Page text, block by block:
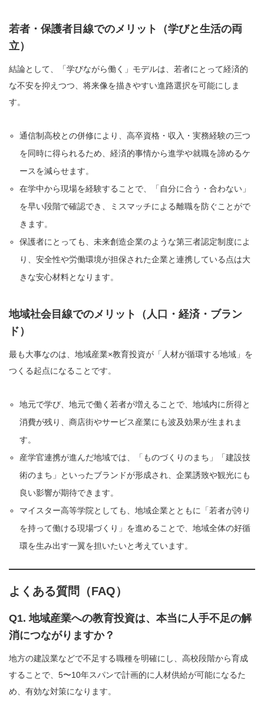
若者・保護者目線でのメリット（学びと生活の両
立）
結論として、「学びながら働く」モデルは、若者にとって経済的
な不安を抑えつつ、将来像を描きやすい進路選択を可能にしま
す。
通信制高校との併修により、高卒資格・収入・実務経験の三つ
を同時に得られるため、経済的事情から進学や就職を諦めるケ
ースを減らせます。
在学中から現場を経験することで、「自分に合う・合わない」
を早い段階で確認でき、ミスマッチによる離職を防ぐことがで
きます。
保護者にとっても、未来創造企業のような第三者認定制度によ
り、安全性や労働環境が担保された企業と連携している点は大
きな安心材料となります。
地域社会目線でのメリット（人口・経済・ブラン
ド）
最も大事なのは、地域産業×教育投資が「人材が循環する地域」を
つくる起点になることです。
地元で学び、地元で働く若者が増えることで、地域内に所得と
消費が残り、商店街やサービス産業にも波及効果が生まれま
す。
産学官連携が進んだ地域では、「ものづくりのまち」「建設技
術のまち」といったブランドが形成され、企業誘致や観光にも
良い影響が期待できます。
マイスター高等学院としても、地域企業とともに「若者が誇り
を持って働ける現場づくり」を進めることで、地域全体の好循
環を生み出す一翼を担いたいと考えています。
よくある質問（FAQ）
Q1. 地域産業への教育投資は、本当に人手不足の解
消につながりますか？
地方の建設業などで不足する職種を明確にし、高校段階から育成
することで、5〜10年スパンで計画的に人材供給が可能になるた
め、有効な対策になります。